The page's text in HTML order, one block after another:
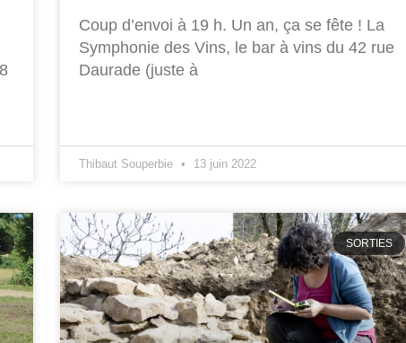
Coup d’envoi à 19 h. Un an, ça se fête ! La
Symphonie des Vins, le bar à vins du 42 rue
Daurade (juste à
Thibaut Souperbie 13 juin 2022
SORTIES